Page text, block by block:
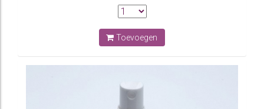
Toevoegen